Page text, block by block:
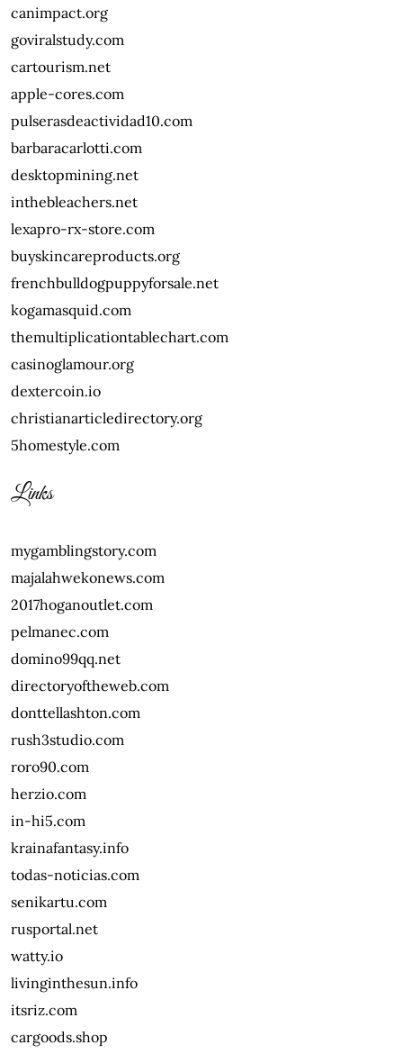
canimpact.org
goviralstudy.com
cartourism.net
apple-cores.com
pulserasdeactividad10.com
barbaracarlotti.com
desktopmining.net
inthebleachers.net
lexapro-rx-store.com
buyskincareproducts.org
frenchbulldogpuppyforsale.net
kogamasquid.com
themultiplicationtablechart.com
casinoglamour.org
dextercoin.io
christianarticledirectory.org
5homestyle.com
Links
mygamblingstory.com
majalahwekonews.com
2017hoganoutlet.com
pelmanec.com
domino99qq.net
directoryoftheweb.com
donttellashton.com
rush3studio.com
roro90.com
herzio.com
in-hi5.com
krainafantasy.info
todas-noticias.com
senikartu.com
rusportal.net
watty.io
livinginthesun.info
itsriz.com
cargoods.shop